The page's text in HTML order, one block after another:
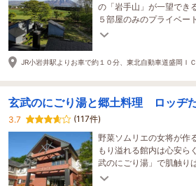
の「岩手山」が一望でき
５部屋のみのプライベー
い景色と時間の流れを最
JR小岩井駅よりお車で約１０分、東北自動車道盛岡Ｉ
玄武のにごり湯と郷土料理 ロッヂ
3.7
(117件)
野菜ソムリエの女将が作
もり溢れる館内は心安ら
武のにごり湯」で肌触り
として女性に人気！ ペッ